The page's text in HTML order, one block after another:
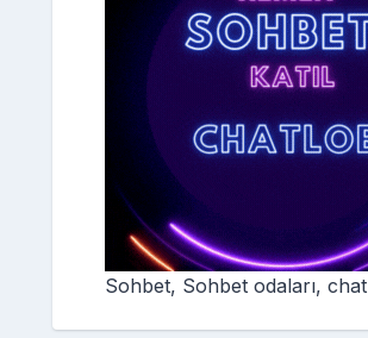
Sohbet, Sohbet odaları, chat